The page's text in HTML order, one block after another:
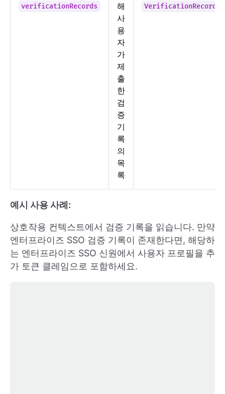
verificationRecords
해
사
용
자
가
제
출
한
검
증
기
록
의
목
록
VerificationRecord[]
예시 사용 사례:
상호작용 컨텍스트에서 검증 기록을 읽습니다. 만약
엔터프라이즈 SSO 검증 기록이 존재한다면, 해당하
는 엔터프라이즈 SSO 신원에서 사용자 프로필을 추
가 토큰 클레임으로 포함하세요.